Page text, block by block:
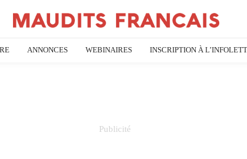
ANNONCES WEBINAIRES INSCRIPTION À